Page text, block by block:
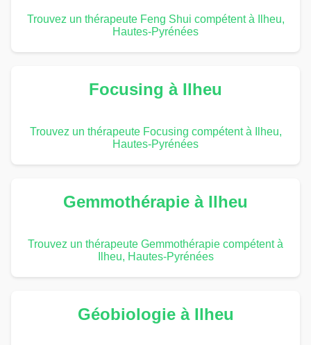
Trouvez un thérapeute Feng Shui compétent à Ilheu,
Hautes-Pyrénées
Focusing à Ilheu
Trouvez un thérapeute Focusing compétent à Ilheu,
Hautes-Pyrénées
Gemmothérapie à Ilheu
Trouvez un thérapeute Gemmothérapie compétent à
Ilheu, Hautes-Pyrénées
Géobiologie à Ilheu